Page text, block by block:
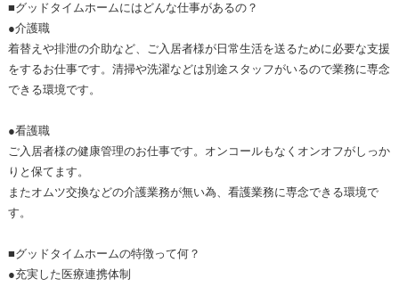
■グッドタイムホームにはどんな仕事があるの？
●介護職
着替えや排泄の介助など、ご入居者様が日常生活を送るために必要な支援
をするお仕事です。清掃や洗濯などは別途スタッフがいるので業務に専念
できる環境です。
●看護職
ご入居者様の健康管理のお仕事です。オンコールもなくオンオフがしっか
りと保てます。
またオムツ交換などの介護業務が無い為、看護業務に専念できる環境で
す。
■グッドタイムホームの特徴って何？
●充実した医療連携体制